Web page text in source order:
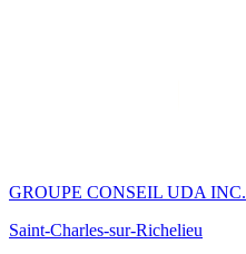
GROUPE CONSEIL UDA INC.
Saint-Charles-sur-Richelieu